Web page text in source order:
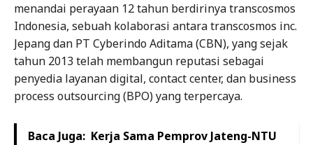
menandai perayaan 12 tahun berdirinya transcosmos
Indonesia, sebuah kolaborasi antara transcosmos inc.
Jepang dan PT Cyberindo Aditama (CBN), yang sejak
tahun 2013 telah membangun reputasi sebagai
penyedia layanan digital, contact center, dan business
process outsourcing (BPO) yang terpercaya.
Baca Juga: Kerja Sama Pemprov Jateng-NTU